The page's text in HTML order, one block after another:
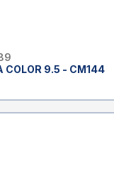
COLOR 9.5 - CM144